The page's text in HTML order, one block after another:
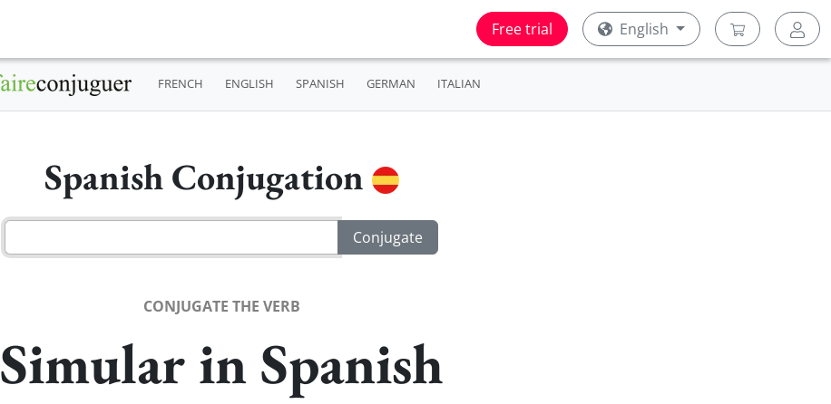
Free trial English
FRENCH ENGLISH SPANISH GERMAN ITALIAN
Spanish Conjugation
CONJUGATE THE VERB
Simular in Spanish